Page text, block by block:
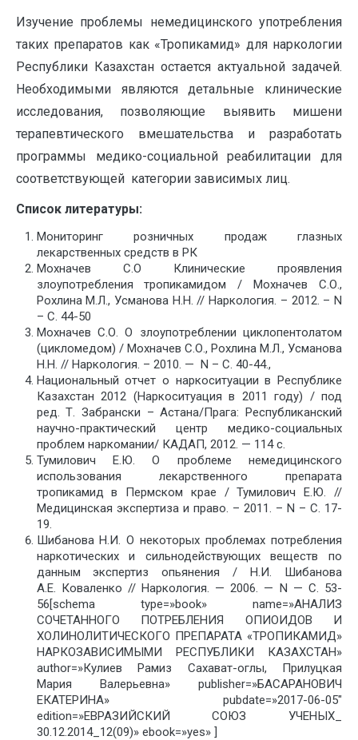
Изучение проблемы немедицинского употребления
таких препаратов как «Тропикамид» для наркологии
Республики Казахстан остается актуальной задачей.
Необходимыми являются детальные клинические
исследования, позволяющие выявить мишени
терапевтического вмешательства и разработать
программы медико-социальной реабилитации для
соответствующей категории зависимых лиц.
Список литературы:
Мониторинг розничных продаж глазных
лекарственных средств в РК
Мохначев С.О Клинические проявления
злоупотребления тропикамидом / Мохначев С.О.,
Рохлина М.Л., Усманова Н.Н. // Наркология. – 2012. – N
– С. 44-50
Мохначев С.О. О злоупотреблении циклопентолатом
(цикломедом) / Мохначев С.О., Рохлина М.Л., Усманова
Н.Н. // Наркология. – 2010. — N – С. 40-44.,
Национальный отчет о наркоситуации в Республике
Казахстан 2012 (Наркоситуация в 2011 году) / под
ред. Т. Забрански – Астана/Прага: Республиканский
научно-практический центр медико-социальных
проблем наркомании/ КАДАП, 2012. — 114 с.
Тумилович Е.Ю. О проблеме немедицинского
использования лекарственного препарата
тропикамид в Пермском крае / Тумилович Е.Ю. //
Медицинская экспертиза и право. – 2011. – N – С. 17-
19.
Шибанова Н.И. О некоторых проблемах потребления
наркотических и сильнодействующих веществ по
данным экспертиз опьянения / Н.И. Шибанова
А.Е. Коваленко // Наркология. — 2006. — N — С. 53-
56[schema type=»book» name=»АНАЛИЗ
СОЧЕТАННОГО ПОТРЕБЛЕНИЯ ОПИОИДОВ И
ХОЛИНОЛИТИЧЕСКОГО ПРЕПАРАТА «ТРОПИКАМИД»
НАРКОЗАВИСИМЫМИ РЕСПУБЛИКИ КАЗАХСТАН»
author=»Кулиев Рамиз Сахават-оглы, Прилуцкая
Мария Валерьевна» publisher=»БАСАРАНОВИЧ
ЕКАТЕРИНА» pubdate=»2017-06-05″
edition=»ЕВРАЗИЙСКИЙ СОЮЗ УЧЕНЫХ_
30.12.2014_12(09)» ebook=»yes» ]